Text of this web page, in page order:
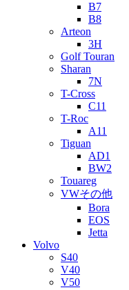
B7
B8
Arteon
3H
Golf Touran
Sharan
7N
T-Cross
C11
T-Roc
A11
Tiguan
AD1
BW2
Touareg
VWその他
Bora
EOS
Jetta
Volvo
S40
V40
V50